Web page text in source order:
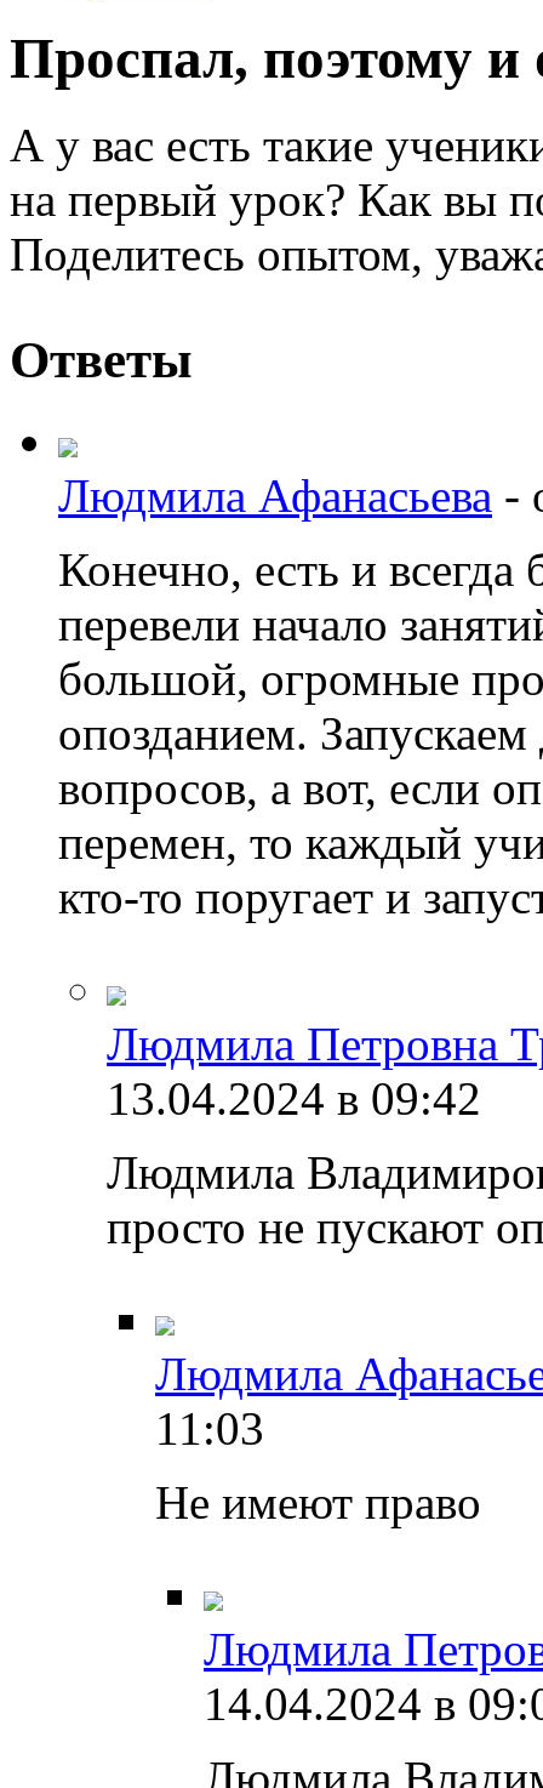
Проспал, поэтому и
А у вас есть такие
на первый урок? Как вы
Поделитесь опытом,
Ответы
Людмила Афанасьева -
Конечно, есть и всегда
перевели начало
большой, огромные
опозданием.
вопросов, а вот, если
перемен, то каждый
кто-то поругает и
Людмила Петровна
13.04.2024 в 09:42
Людмила
просто не пускают
Людмила
11:03
Не имеют право
Людмила
14.04.2024 в
Людмила